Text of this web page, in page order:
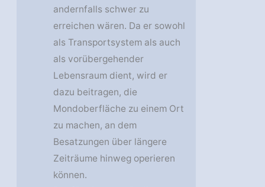
andernfalls schwer zu
erreichen wären. Da er sowohl
als Transportsystem als auch
als vorübergehender
Lebensraum dient, wird er
dazu beitragen, die
Mondoberfläche zu einem Ort
zu machen, an dem
Besatzungen über längere
Zeiträume hinweg operieren
können.